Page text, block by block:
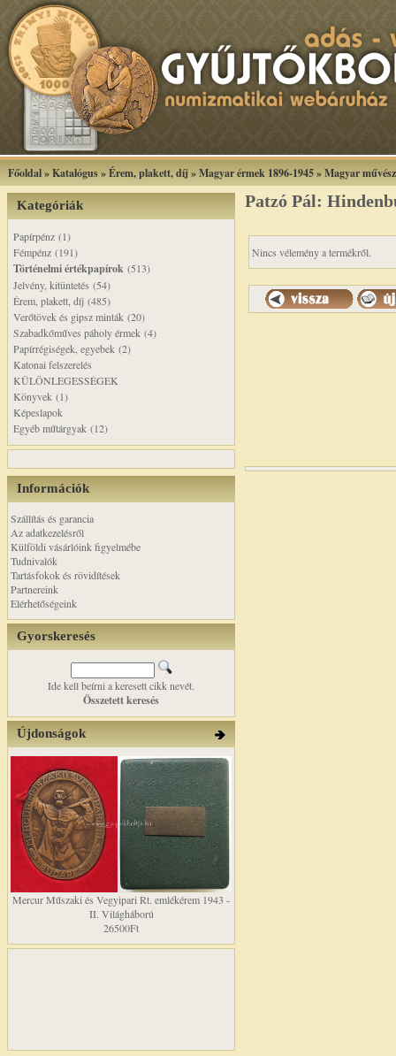
Főoldal»Katalógus»Érem, plakett, díj »Magyar érmek 1896-1945»Magyar
Kategóriák
Papírpénz (1)
Fémpénz (191)
Történelmi értékpapírok (513)
Jelvény, kitüntetés (54)
Érem, plakett, díj (485)
Verőtövek és gipsz minták (20)
Szabadkőműves páholy érmek (4)
Papírrégiségek, egyebek (2)
Katonai felszerelés
KÜLÖNLEGESSÉGEK
Könyvek (1)
Képeslapok
Egyéb műtárgyak (12)
Információk
Szállítás és garancia
Az adatkezelésről
Külföldi vásárlóink figyelmébe
Tudnivalók
Tartásfokok és rövidítések
Partnereink
Elérhetőségeink
Gyorskeresés
Ide kell beírni a keresett cikk nevét.
Összetett keresés
Újdonságok
Mercur Műszaki és Vegyipari Rt. emlékérem 1943 -
II. Világháború
26500Ft
Patzó Pál:
Nincs vélemény a termékről.